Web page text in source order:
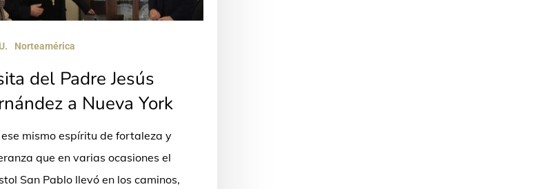
Norteamérica
del Padre Jesús
a Nueva York
ese mismo espíritu de fortaleza y
que en varias ocasiones el
San Pablo llevó en los caminos,